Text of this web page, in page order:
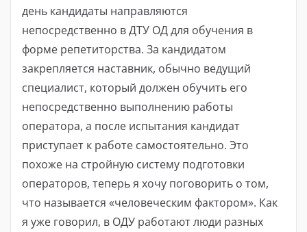
день кандидаты направляются
непосредственно в ДТУ ОД для обучения в
форме репетиторства. За кандидатом
закрепляется наставник, обычно ведущий
специалист, который должен обучить его
непосредственно выполнению работы
оператора, а после испытания кандидат
приступает к работе самостоятельно. Это
похоже на стройную систему подготовки
операторов, теперь я хочу поговорить о том,
что называется «человеческим фактором». Как
я уже говорил, в ОДУ работают люди разных